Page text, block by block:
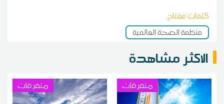
كلمات مفتاح
منظمة الصحة العالمية
الاكثر مشاهدة
متفرقات متفرقات